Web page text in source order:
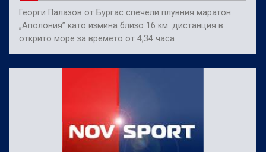
Георги Палазов от Бургас спечели плувния маратон
„Аполония” като измина близо 16 км. дистанция в
открито море за времето от 4,34 часа